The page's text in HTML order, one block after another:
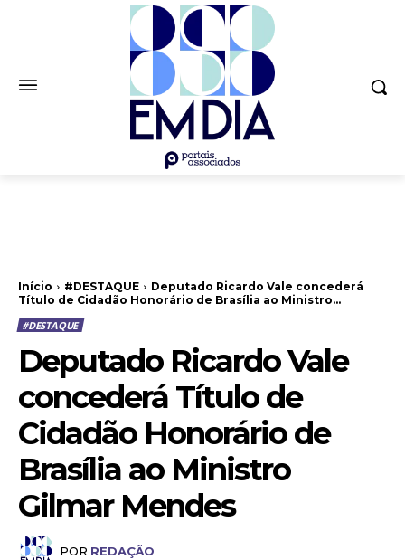
Início #DESTAQUE
Deputado Ricardo Vale concederá
Título de Cidadão Honorário de Brasília ao Ministro...
#DESTAQUE
Deputado Ricardo Vale
concederá Título de
Cidadão Honorário de
Brasília ao Ministro
Gilmar Mendes
POR REDAÇÃO